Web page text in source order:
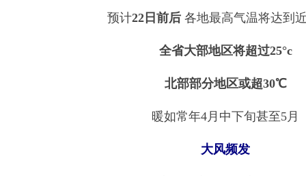
预计22日前后各地最高气温将达到
全省大部地区将超过25°c
北部部分地区或超30℃
暖如常年4月中下旬甚至5月
大风频发